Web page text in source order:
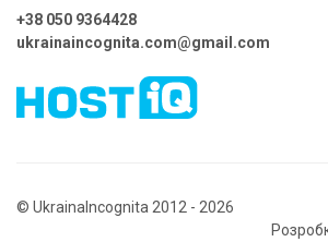
+38 050 9364428
ukrainaincognita.com@gmail.com
© UkrainaIncognita 2012 - 2026